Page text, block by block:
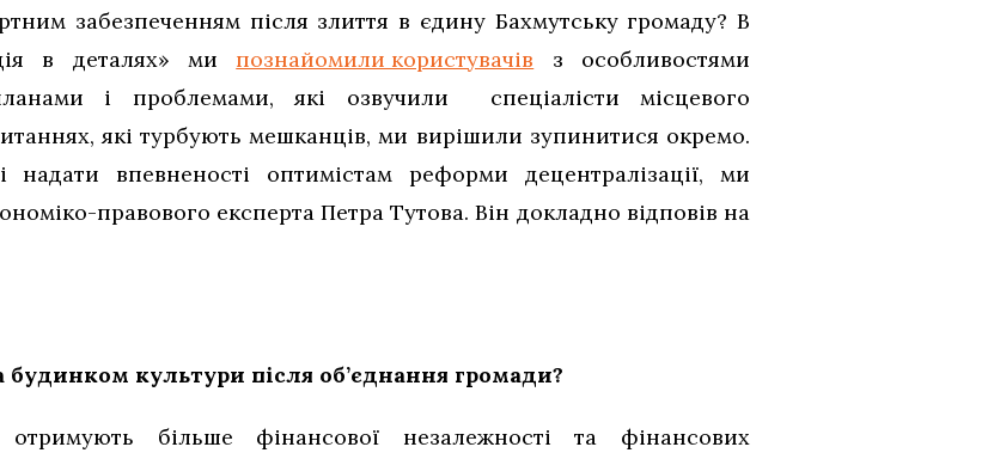
забезпеченням після злиття в єдину Бахмутську громаду? В
в деталях» ми познайомили користувачів з особливостями
і проблемами, які озвучили спеціалісти місцевого
які турбують мешканців, ми вирішили зупинитися окремо.
впевненості оптимістам реформи децентралізації, ми
правового експерта Петра Тутова. Він докладно відповів на
культури після об’єднання громади?
отримують більше фінансової незалежності та фінансових